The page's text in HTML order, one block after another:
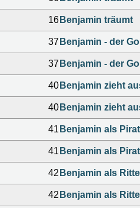
16 Benjamin träumt
37 Benjamin - der
37 Benjamin - der
40 Benjamin zieht
40 Benjamin zieht
41 Benjamin als Pirat
41 Benjamin als Pirat
42 Benjamin als
42 Benjamin als